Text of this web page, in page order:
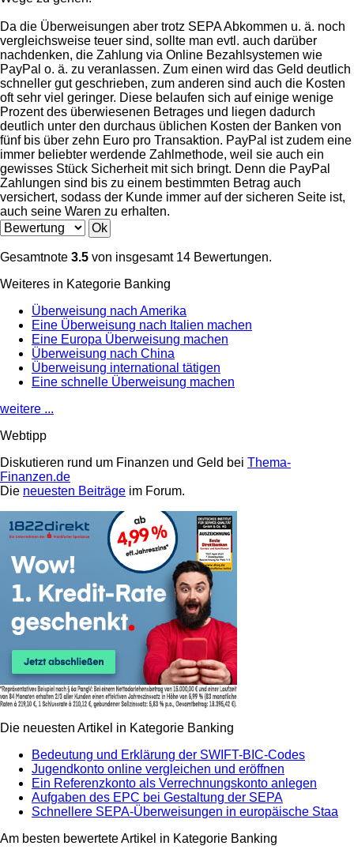
Da die Überweisungen aber trotz SEPA Abkommen u. ä. noch
vergleichsweise teuer sind, sollte man evtl. auch darüber
nachdenken, die Zahlung via Online Bezahlsystemen wie
PayPal o. ä. zu veranlassen. Zum einen wird das Geld deutlich
schneller gut geschrieben, zum anderen sind auch die Kosten
oft sehr viel geringer. Diese belaufen sich auf einige wenige
Prozent des überwiesenen Betrages und liegen dadurch
deutlich unter den durchaus üblichen Kosten der Banken von
fünf bis über zehn Euro pro Transaktion. PayPal ist zudem eine
immer beliebter werdende Zahlmethode, weil sie auch ein
gewisses Stück Sicherheit mit sich bringt. Denn die PayPal
Zahlungen sind bis zu einem bestimmten Betrag auch
versichert, sodass der Kunde immer auf der sicheren Seite ist,
auch seine Waren zu erhalten.
Gesamtnote 3.5 von insgesamt 14 Bewertungen.
Weiteres in Kategorie Banking
Überweisung nach Amerika
Eine Überweisung nach Italien machen
Eine Europa Überweisung machen
Überweisung nach China
Überweisung international tätigen
Eine schnelle Überweisung machen
weitere ...
Webtipp
Diskutieren rund um Finanzen und Geld bei Thema-
Finanzen.de
Die neuesten Beiträge im Forum.
Die neuesten Artikel in Kategorie Banking
Bedeutung und Erklärung der SWIFT-BIC-Codes
Jugendkonto online vergleichen und eröffnen
Ein Referenzkonto als Verrechnungskonto anlegen
Aufgaben des EPC bei Gestaltung der SEPA
Schnellere SEPA-Überweisungen in europäische Staa
Am besten bewertete Artikel in Kategorie Banking